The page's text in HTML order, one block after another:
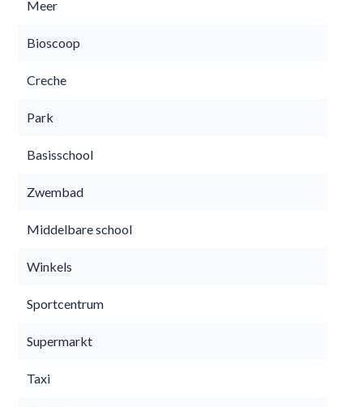
Meer
Bioscoop
Creche
Park
Basisschool
Zwembad
Middelbare school
Winkels
Sportcentrum
Supermarkt
Taxi